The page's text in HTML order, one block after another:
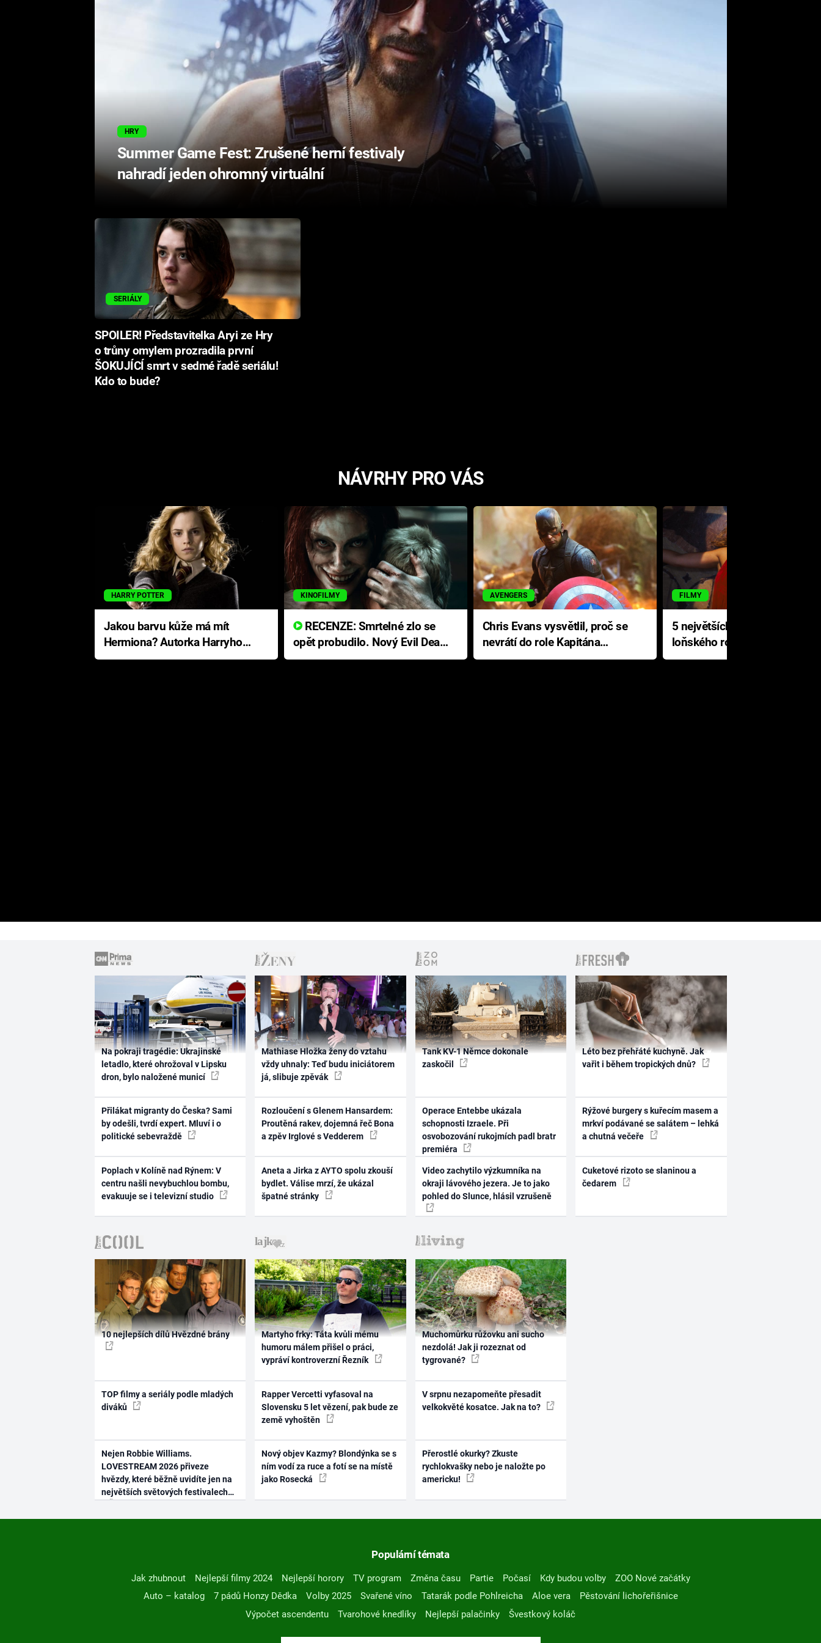
HRY
Summer Game Fest: Zrušené herní festivaly
nahradí jeden ohromný virtuální
SERIÁLY
SPOILER! Představitelka Aryi ze Hry
o trůny omylem prozradila první
ŠOKUJÍCÍ smrt v sedmé řadě seriálu!
Kdo to bude?
NÁVRHY PRO VÁS
HARRY POTTER
Jakou barvu kůže má mít
Hermiona? Autorka Harryho
Pottera přišla s ráznou
KINOFILMY
RECENZE: Smrtelné zlo se
opět probudilo. Nový Evil Dead
přichází s neodolatelnou
AVENGERS
Chris Evans vysvětlil, proč se
nevrátí do role Kapitána
Ameriky
FILMY
5 největších propadáků
loňského roku: Disney na
jediné katastrofě prodělal 200
Na pokraji tragédie: Ukrajinské
letadlo, které ohrožoval v Lipsku
dron, bylo naložené municí
Přilákat migranty do Česka? Sami
by odešli, tvrdí expert. Mluví i o
politické sebevraždě
Poplach v Kolíně nad Rýnem: V
centru našli nevybuchlou bombu,
evakuuje se i televizní studio
Mathiase Hložka ženy do vztahu
vždy uhnaly: Teď budu iniciátorem
já, slibuje zpěvák
Rozloučení s Glenem Hansardem:
Proutěná rakev, dojemná řeč Bona
a zpěv Irglové s Vedderem
Aneta a Jirka z AYTO spolu zkouší
bydlet. Válise mrzí, že ukázal
špatné stránky
Tank KV-1 Němce dokonale
zaskočil
Operace Entebbe ukázala
schopnosti Izraele. Při
osvobozování rukojmích padl bratr
premiéra
Video zachytilo výzkumníka na
okraji lávového jezera. Je to jako
pohled do Slunce, hlásil vzrušeně
Léto bez přehřáté kuchyně. Jak
vařit i během tropických dnů?
Rýžové burgery s kuřecím masem a
mrkví podávané se salátem – lehká
a chutná večeře
Cuketové rizoto se slaninou a
čedarem
10 nejlepších dílů Hvězdné brány
TOP filmy a seriály podle mladých
diváků
Nejen Robbie Williams.
LOVESTREAM 2026 přiveze
hvězdy, které běžně uvidíte jen na
největších světových festivalech
Martyho frky: Táta kvůli mému
humoru málem přišel o práci,
vypráví kontroverzní Řezník
Rapper Vercetti vyfasoval na
Slovensku 5 let vězení, pak bude ze
země vyhoštěn
Nový objev Kazmy? Blondýnka se s
ním vodí za ruce a fotí se na místě
jako Rosecká
Muchomůrku růžovku ani sucho
nezdolá! Jak ji rozeznat od
tygrované?
V srpnu nezapomeňte přesadit
velkokvěté kosatce. Jak na to?
Přerostlé okurky? Zkuste
rychlokvašky nebo je naložte po
americku!
Populární témata
Jak zhubnout Nejlepší filmy 2024 Nejlepší horory TV program Změna času Partie Počasí Kdy budou volby
ZOO Nové začátky
Auto – katalog
7 pádů Honzy Dědka Volby 2025 Svařené víno Tatarák podle Pohlreicha Aloe vera
Pěstování lichořeřišnice
Výpočet ascendentu
Tvarohové knedlíky Nejlepší palačinky Švestkový koláč